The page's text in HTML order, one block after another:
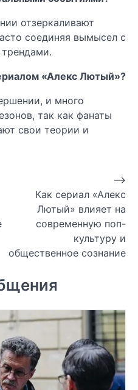
отзеркаливают
соединяя вымысел с
«Алекс Лютый»?
и много
так как фанаты
свои теории и
Как сериал «Алекс
Лютый» влияет на
современную поп-
культуру и
общественное сознание
⟶